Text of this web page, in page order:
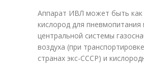
Аппарат ИВЛ может быть как
кислород для пневмопитания
центральной системы
воздуха (при
странах экс-СССР) и